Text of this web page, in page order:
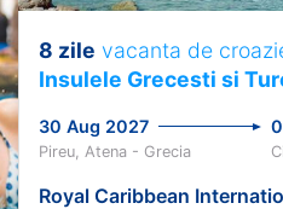
8 zile vacanta de
Insulele Grecesti si
30 Aug 2027
Pireu, Atena - Grecia
Royal Caribbean